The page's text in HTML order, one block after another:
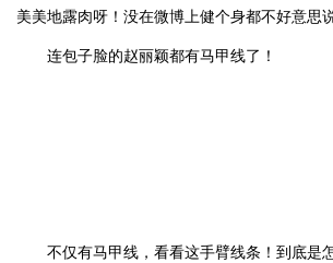
美美地露肉呀！没在微博上健个身都不好意思
连包子脸的赵丽颖都有马甲线了！
不仅有马甲线，看看这手臂线条！到底是